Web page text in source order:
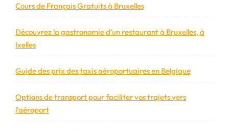
Cours de Français Gratuits à Bruxelles
Découvrez la gastronomie d’un restaurant à Bruxelles, à
Ixelles
Guide des prix des taxis aéroportuaires en Belgique
Options de transport pour faciliter vos trajets vers
l’aéroport